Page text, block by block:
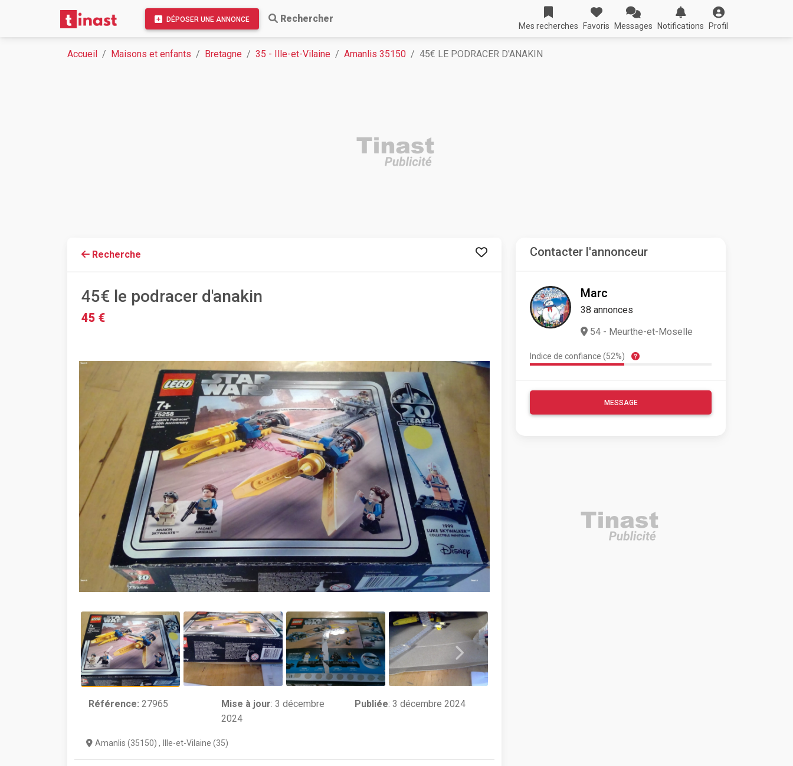
DÉPOSER UNE ANNONCE Rechercher
Mes recherches Favoris Messages Notifications Profil
Accueil Maisons et enfants Bretagne 35 - Ille-et-Vilaine Amanlis 35150 45€ LE PODRACER D'ANAKIN
Recherche
45€ le podracer d'anakin
45 €
Référence: 27965 Mise à jour:3 décembre
2024
Publiée: 3 décembre 2024
Amanlis (35150) , Ille-et-Vilaine (35)
Contacter l'annonceur
Marc
38 annonces
54 - Meurthe-et-Moselle
Indice de confiance (52%)
MESSAGE